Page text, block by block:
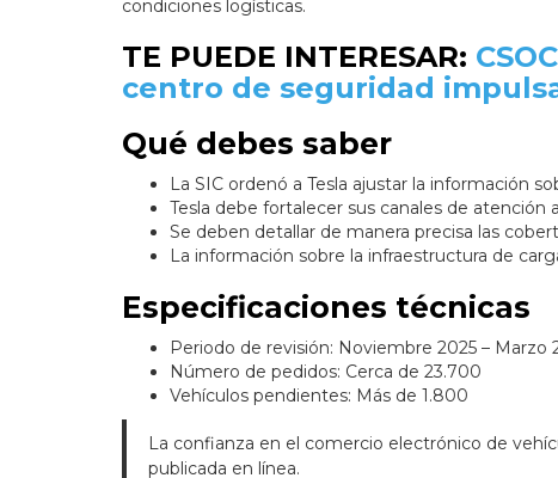
condiciones logísticas.
TE PUEDE INTERESAR:
centro de seguridad
Qué debes saber
La SIC ordenó a Tesla ajustar la información
Tesla debe fortalecer sus canales de atención
Se deben detallar de manera precisa las
La información sobre la infraestructura de
Especificaciones técnicas
Periodo de revisión: Noviembre 2025 – Marzo
Número de pedidos: Cerca de 23.700
Vehículos pendientes: Más de 1.800
La confianza en el comercio electrónico de
publicada en línea.